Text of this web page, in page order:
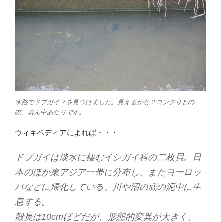
水路でドブガイ？を見つけました。見えるかな？コンクリとの
際、真ん中あたりです。
ウィキペディアによれば・・・
ドブガイは淡水に棲むイシガイ科の二枚貝。日
本のほか東アジア一帯に分布し、またヨーロッ
パなどに帰化している。川や沼の底の泥中に生
息する。
殻長は10cmほどだが、形態的変異が大きく、